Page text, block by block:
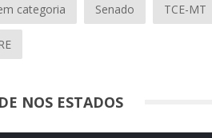
categoria Senado TCE-MT
NOS ESTADOS